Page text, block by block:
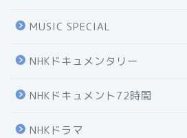
MUSIC SPECIAL
NHKドキュメンタリー
NHKドキュメント72時間
NHKドラマ